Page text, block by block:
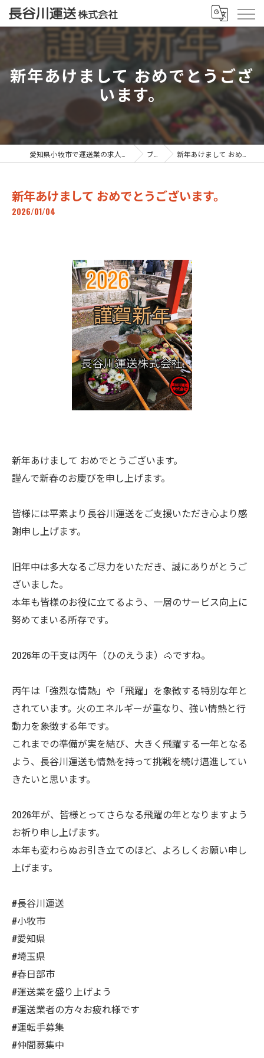
新年あけまして おめでとうござ
います。
ブログ 新年あけまして おめでとうございます。
新年あけまして おめでとうございます。
2026/01/04
新年あけまして おめでとうございます。
謹んで新春のお慶びを申し上げます。
皆様には平素より長谷川運送をご支援いただき心より感
謝申し上げます。
旧年中は多大なるご尽力をいただき、誠にありがとうご
ざいました。
本年も皆様のお役に立てるよう、一層のサービス向上に
努めてまいる所存です。
2026年の干支は丙午（ひのえうま）🐴ですね。
丙午は「強烈な情熱」や「飛躍」を象徴する特別な年と
されています。火のエネルギーが重なり、強い情熱と行
動力を象徴する年です。
これまでの準備が実を結び、大きく飛躍する一年となる
よう、長谷川運送も情熱を持って挑戦を続け邁進してい
きたいと思います。
2026年が、皆様とってさらなる飛躍の年となりますよう
お祈り申し上げます。
本年も変わらぬお引き立てのほど、よろしくお願い申し
上げます。
#長谷川運送
#小牧市
#愛知県
#埼玉県
#春日部市
#運送業を盛り上げよう
#運送業者の方々お疲れ様です
#運転手募集
#仲間募集中